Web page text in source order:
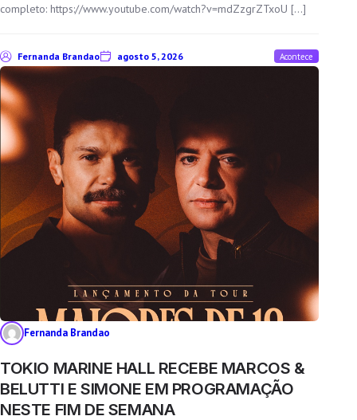
completo: https://www.youtube.com/watch?v=mdZzgrZTxoU […]
Fernanda Brandao agosto 5, 2026 Acontece
Fernanda Brandao
TOKIO MARINE HALL RECEBE MARCOS &
BELUTTI E SIMONE EM PROGRAMAÇÃO
NESTE FIM DE SEMANA